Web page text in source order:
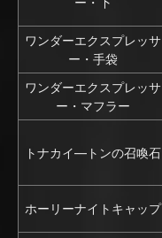
ワンダーエクスプレッサ
ー・手袋
ワンダーエクスプレッサ
ー・マフラー
トナカイ―トンの召喚石
ホーリーナイトキャップ